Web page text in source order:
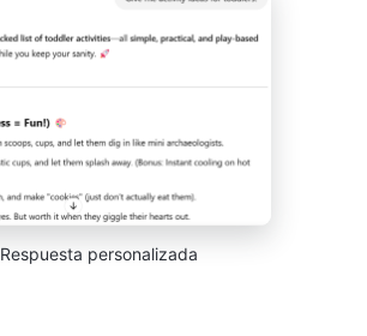
Respuesta personalizada